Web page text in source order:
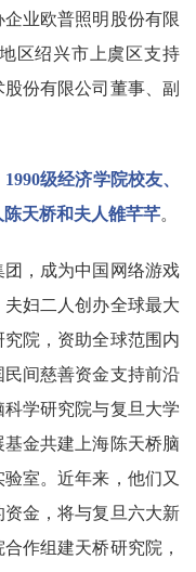
业欧普照明股份有限
区绍兴市上虞区支持
份有限公司董事、副
级经济学院校友、
天桥和夫人雒芊芊。
团，成为中国网络游戏
妇二人创办全球最大
院，资助全球范围内
间慈善资金支持前沿
学研究院与复旦大学
金共建上海陈天桥脑
室。近年来，他们又
金，将与复旦六大新
作组建天桥研究院，